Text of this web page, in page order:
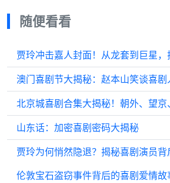
随便看看
北京城喜剧合集大揭秘！朝外、望京
山东话：加密喜剧密码大揭秘
贾玲为何悄然隐退？揭秘喜剧演员
伦敦宝石盗窃事件背后的喜剧爱情故